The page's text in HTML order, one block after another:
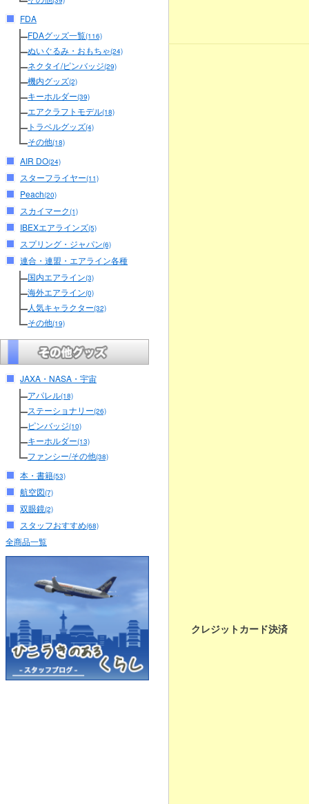
FDA
FDAグッズ一覧(116)
ぬいぐるみ・おもちゃ(24)
ネクタイ/ピンバッジ(29)
機内グッズ(2)
キーホルダー(39)
エアクラフトモデル(18)
トラベルグッズ(4)
その他(18)
AIR DO(24)
スターフライヤー(11)
Peach(20)
スカイマーク(1)
IBEXエアラインズ(5)
スプリング・ジャパン(6)
連合・連盟・エアライン各種
国内エアライン(3)
海外エアライン(0)
人気キャラクター(32)
その他(19)
JAXA・NASA・宇宙
アパレル(18)
ステーショナリー(26)
ピンバッジ(10)
キーホルダー(13)
ファンシー/その他(38)
本・書籍(53)
航空図(7)
双眼鏡(2)
スタッフおすすめ(68)
全商品一覧
クレジットカード決済